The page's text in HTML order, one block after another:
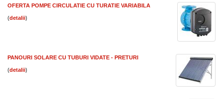
OFERTA POMPE CIRCULATIE CU TURATIE VARIABILA
( )
PANOURI SOLARE CU TUBURI VIDATE - PRETURI
( )